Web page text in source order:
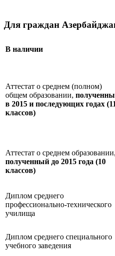
Для граждан
В наличии
Аттестат о среднем (полном)
общем образовании,
в 2015 и последующих годах (11
классов)
Аттестат о среднем образовании,
полученный до 2015 года (10
классов)
Диплом среднего
профессионально-технического
училища
Диплом среднего специального
учебного заведения